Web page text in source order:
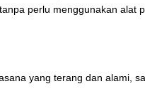
perlu menggunakan alat
yang terang dan alami,